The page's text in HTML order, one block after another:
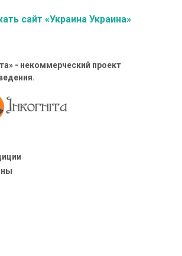
сайт «Украина Украина»
- некоммерческий проект